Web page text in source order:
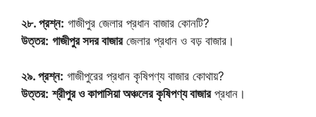
২৮. প্রশ্ন: গাজীপুর জেলার প্রধান বাজার কোনটি?
উত্তর: গাজীপুর সদর বাজারজেলার প্রধান ও বড় বাজার।
২৯. প্রশ্ন: গাজীপুরের প্রধান কৃষিপণ্য বাজার কোথায়?
উত্তর: শ্রীপুর ও কাপাসিয়া অঞ্চলের কৃষিপণ্য বাজারপ্রধান।